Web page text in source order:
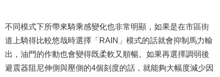
不同模式下所帶來騎乘感變化也非常明顯，如果是在市區街
道上騎得比較悠哉時選擇「RAIN」模式的話就會抑制馬力輸
出，油門的作動也會變得既柔軟又順暢。如果再選擇調弱後
避震器阻尼伸側與壓側的4個刻度的話，就能夠大幅度減少因